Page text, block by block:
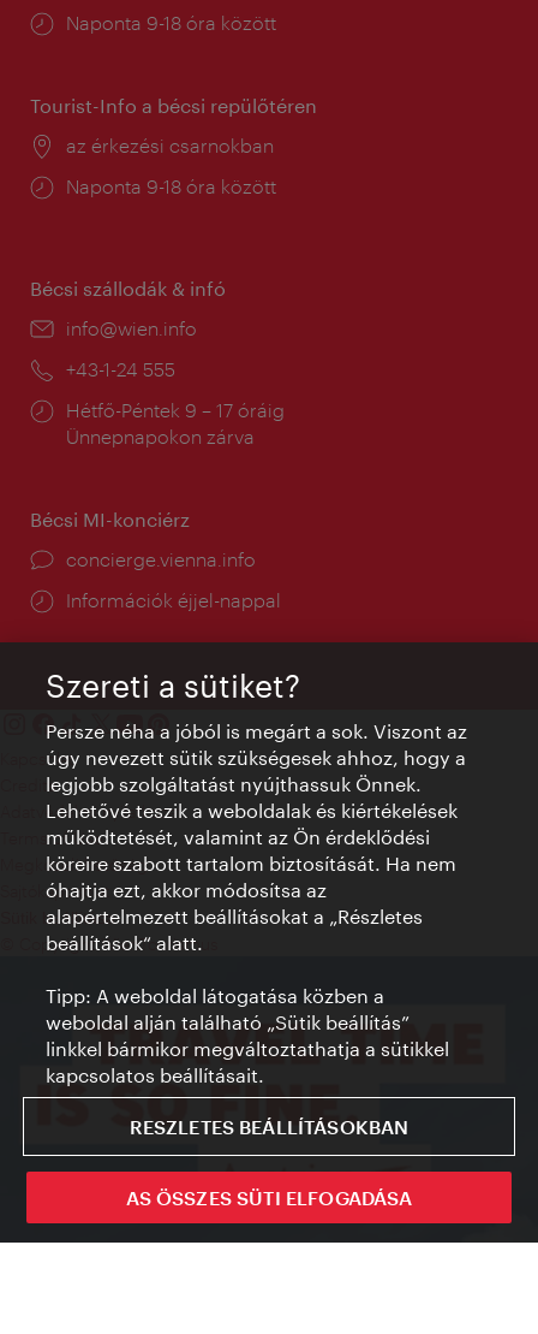
Nyitva
Naponta 9-18 óra között
Tourist-Info a bécsi repülőtéren
Helyszín:
az érkezési csarnokban
Nyitva
Naponta 9-18 óra között
Bécsi szállodák & infó
E-
info@wien.info
Telefon:
+43-1-24 555
Nyitva
tartás:
Hétfő-Péntek 9 – 17 óráig
Ünnepnapokon zárva
Bécsi MI-konciérz
concierge.vienna.info
Információk éjjel-nappal
Kapcsolat
Credits
Adatvédelmi nyilatkozat
Terms of Use
Megközelíthetőség
Sajtókapcsolat
Sütik beállítása
© Copyright WienTourismus
Szereti a sütiket?
Persze néha a jóból is megárt a sok. Viszont az
úgy nevezett sütik szükségesek ahhoz, hogy a
legjobb szolgáltatást nyújthassuk Önnek.
Lehetővé teszik a weboldalak és kiértékelések
működtetését, valamint az Ön érdeklődési
köreire szabott tartalom biztosítását. Ha nem
óhajtja ezt, akkor módosítsa az
alapértelmezett beállításokat a „Részletes
beállítások“ alatt.
Tipp: A weboldal látogatása közben a
weboldal alján található „Sütik beállítás”
linkkel bármikor megváltoztathatja a sütikkel
kapcsolatos beállításait.
RESZLETES BEÁLLÍTÁSOKBAN
AS ÖSSZES SÜTI ELFOGADÁSA